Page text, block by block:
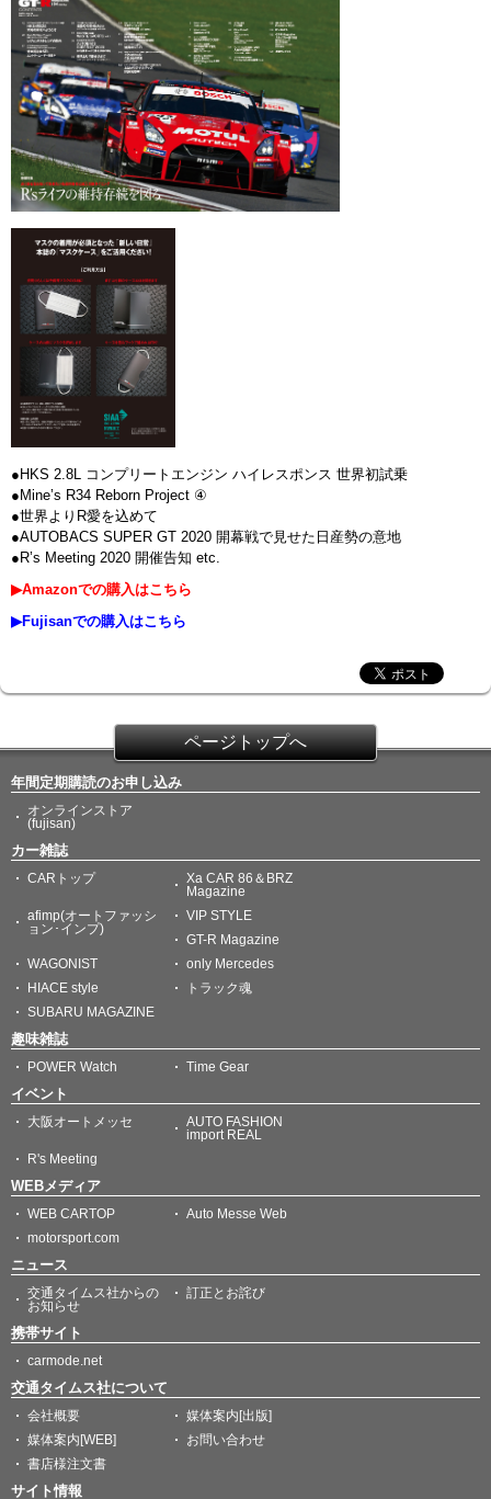
●HKS 2.8L コンプリートエンジン ハイレスポンス 世界初試乗
●Mine’s R34 Reborn Project ④
●世界よりR愛を込めて
●AUTOBACS SUPER GT 2020 開幕戦で見せた日産勢の意地
●R’s Meeting 2020 開催告知 etc.
▶Amazonでの購入はこちら
▶Fujisanでの購入はこちら
ページトップへ
年間定期購読のお申し込み
オンラインストア
(fujisan)
カー雑誌
CARトップ
Xa CAR 86＆BRZ
Magazine
afimp(オートファッシ
ョン･インプ)
VIP STYLE
GT-R Magazine
WAGONIST
only Mercedes
HIACE style
トラック魂
SUBARU MAGAZINE
趣味雑誌
POWER Watch Time Gear
イベント
大阪オートメッセ
AUTO FASHION
import REAL
R's Meeting
WEBメディア
WEB CARTOP
Auto Messe Web
motorsport.com
ニュース
交通タイムス社からの
お知らせ
訂正とお詫び
携帯サイト
carmode.net
交通タイムス社について
会社概要
媒体案内[出版]
媒体案内[WEB]
お問い合わせ
書店様注文書
サイト情報